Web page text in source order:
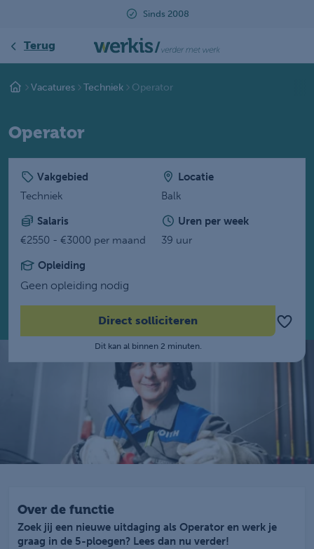
Sinds 2008
Terug
Vacatures Techniek Operator
Operator
Vakgebied
Techniek
Locatie
Balk
Salaris
€2550 - €3000 per maand
Uren per week
39 uur
Opleiding
Geen opleiding nodig
Direct solliciteren
Dit kan al binnen 2 minuten.
Over de functie
Zoek jij een nieuwe uitdaging als Operator en werk je
graag in de 5-ploegen? Lees dan nu verder!